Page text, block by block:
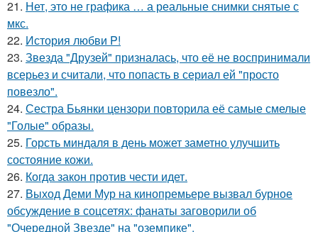
21. Нет, это не графика … а реальные снимки снятые с
мкс.
22. История любви P!
23. Звезда "Друзей" призналась, что её не воспринимали
всерьез и считали, что попасть в сериал ей "просто
повезло".
24. Сестра Бьянки цензори повторила её самые смелые
"Голые" образы.
25. Горсть миндаля в день может заметно улучшить
состояние кожи.
26. Когда закон против чести идет.
27. Выход Деми Мур на кинопремьере вызвал бурное
обсуждение в соцсетях: фанаты заговорили об
"Очередной Звезде" на "оземпике".